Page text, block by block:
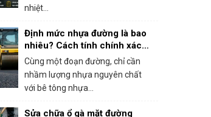
nhiệt...
Định mức nhựa đường là bao
nhiêu? Cách tính chính xác
cho bê tông nhựa nóng
Cùng một đoạn đường, chỉ cần
nhầm lượng nhựa nguyên chất
với bê tông nhựa...
Sửa chữa ổ gà mặt đường